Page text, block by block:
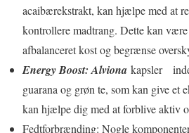
acaibærekstrakt, kan hjælpe med at
kontrollere madtrang. Dette kan
afbalanceret kost og begrænse
Energy Boost: Alviona kapsler
guarana og grøn te, som kan give et
kan hjælpe dig med at forblive aktiv
Fedtforbrænding: Nogle